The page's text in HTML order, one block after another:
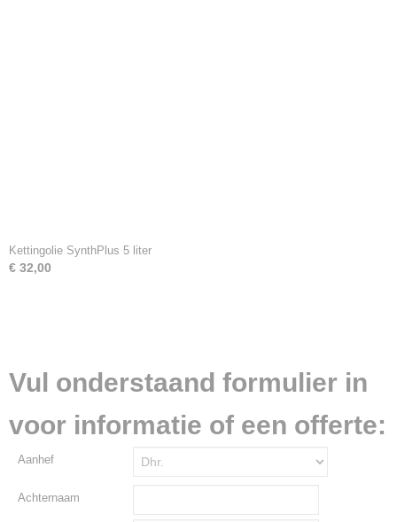
Kettingolie SynthPlus 5 liter
€ 32,00
Vul onderstaand formulier in
voor informatie of een offerte:
Aanhef
Achternaam